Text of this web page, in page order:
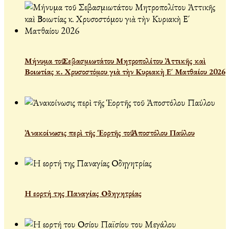
Μήνυμα τοῦ Σεβασμιωτάτου Μητροπολίτου Ἀττικῆς καὶ
Βοιωτίας κ. Χρυσοστόμου γιὰ τὴν Κυριακὴ Ε´ Ματθαίου 2026
Ἀνακοίνωσις περὶ τῆς Ἑορτῆς τοῦ Ἀποστόλου Παύλου
Η εορτή της Παναγίας Οδηγητρίας